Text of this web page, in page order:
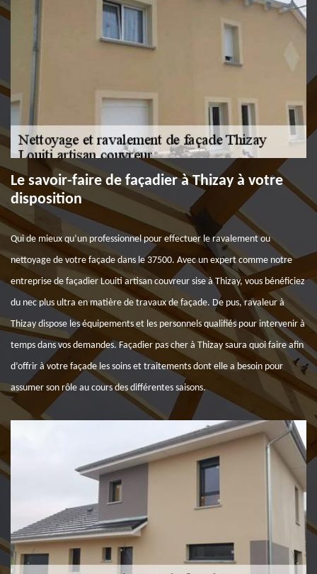
Le savoir-faire de façadier à Thizay à votre
disposition
Qui de mieux qu’un professionnel pour effectuer le ravalement ou
nettoyage de votre façade dans le 37500. Avec un expert comme notre
entreprise de façadier Louiti artisan couvreur sise à Thizay, vous bénéficiez
du nec plus ultra en matière de travaux de façade. De pus, ravaleur à
Thizay dispose les équipements et les personnels qualifiés pour intervenir à
temps dans vos demandes. Façadier pas cher à Thizay saura quoi faire afin
d’offrir à votre façade les soins et traitements dont elle a besoin pour
assumer son rôle au cours des différentes saisons.